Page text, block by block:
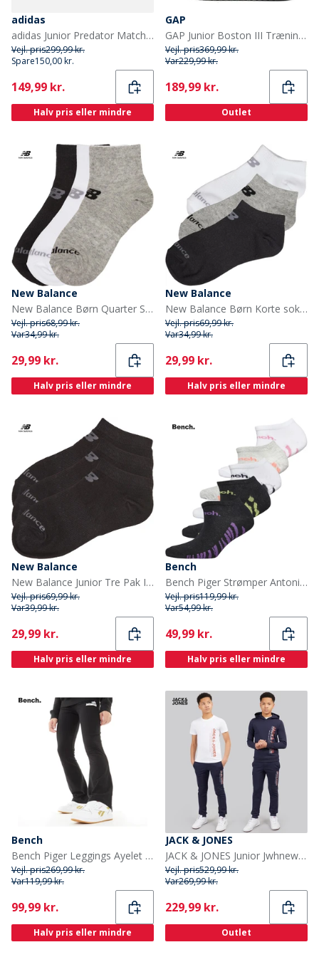
adidas
adidas Junior Predator Match Finger Save Målmandshandsker Lucid Lemon/Hvid/Lucid Pink
Vejl. pris299,99 kr.
Spare150,00 kr.
Current
149,99 kr.
Halv pris eller mindre
GAP
GAP Junior Boston III Træningssko Hvid
Vejl. pris369,99 kr.
Var229,99 kr.
Current
189,99 kr.
Outlet
New Balance
New Balance Børn Quarter Sokker Flerfarvet
Vejl. pris68,99 kr.
Var34,99 kr.
Current
29,99 kr.
Halv pris eller mindre
New Balance
New Balance Børn Korte sokker Flerfarvet
Vejl. pris69,99 kr.
Var34,99 kr.
Current
29,99 kr.
Halv pris eller mindre
New Balance
New Balance Junior Tre Pak Ingen Synlige Sokker Sort
Vejl. pris69,99 kr.
Var39,99 kr.
Current
29,99 kr.
Halv pris eller mindre
Bench
Bench Piger Strømper Antonia Træningssokker 5-pak Asstd
Vejl. pris119,99 kr.
Var54,99 kr.
Current
49,99 kr.
Halv pris eller mindre
Bench
Bench Piger Leggings Ayelet Puff Print Sort
Vejl. pris269,99 kr.
Var119,99 kr.
Current
99,99 kr.
Halv pris eller mindre
JACK & JONES
JACK & JONES Junior Jwhnew Struktur Tre Pak Træningsdragt Og T-shirt Sæt Navy Blazer
Vejl. pris529,99 kr.
Var269,99 kr.
Current
229,99 kr.
Outlet